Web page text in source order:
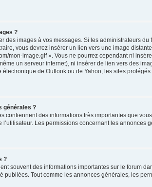
?
des images à vos messages. Si les administrateurs
vous devrez insérer un lien vers une image
mon-image.gif ». Vous ne pourrez cependant ni
un serveur internet), ni insérer de lien vers des
électronique de Outlook ou de Yahoo, les sites
générales ?
contiennent des informations très importantes que
l’utilisateur. Les permissions concernant les annonces
?
souvent des informations importantes sur le forum
publiées. Tout comme les annonces générales, les